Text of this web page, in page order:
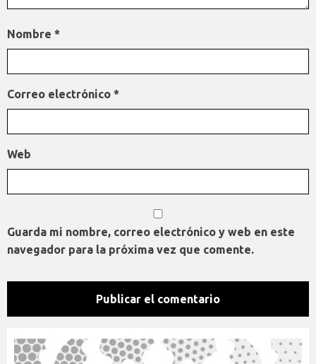
Nombre *
Correo electrónico *
Web
Guarda mi nombre, correo electrónico y web en este
navegador para la próxima vez que comente.